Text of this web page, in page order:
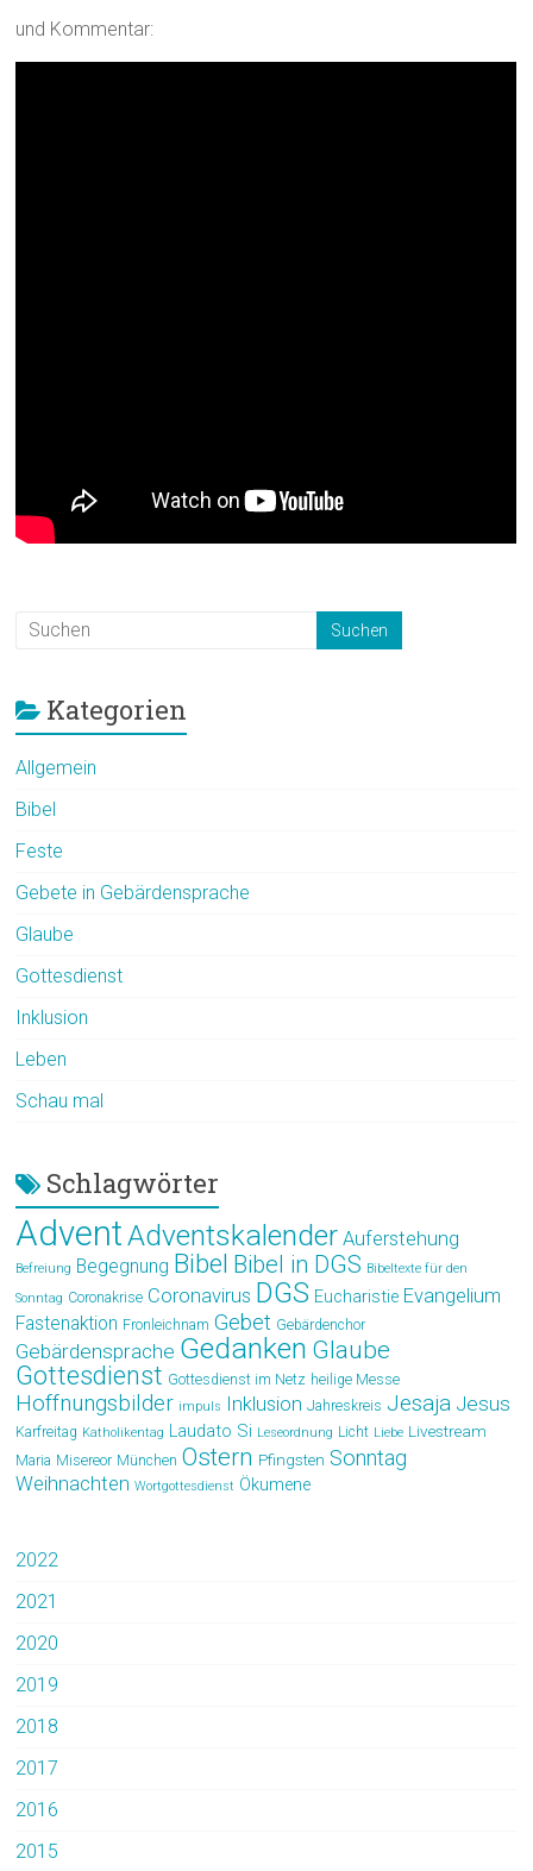
und Kommentar:
Kategorien
Allgemein
Bibel
Feste
Gebete in Gebärdensprache
Glaube
Gottesdienst
Inklusion
Leben
Schau mal
Schlagwörter
AdventAdventskalender Auferstehung
Befreiung Begegnung Bibel Bibel in DGS Bibeltexte für den
Sonntag Coronakrise Coronavirus DGS Eucharistie Evangelium
Fastenaktion Fronleichnam Gebet Gebärdenchor
Gebärdensprache Gedanken Glaube
Gottesdienst Gottesdienst im Netz heilige Messe
Hoffnungsbilder impuls Inklusion Jahreskreis Jesaja Jesus
Karfreitag Katholikentag Laudato Si Leseordnung Licht Liebe Livestream
Maria Misereor München Ostern Pfingsten Sonntag
Weihnachten Wortgottesdienst Ökumene
2022
2021
2020
2019
2018
2017
2016
2015